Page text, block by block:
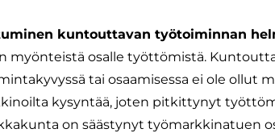
kuntouttavan työtoiminnan
myönteistä osalle työttömistä.
tai osaamisessa ei ole ollut
kysyntää, joten pitkittynyt
on säästynyt työmarkkinatuen